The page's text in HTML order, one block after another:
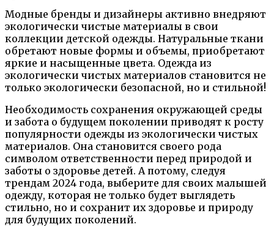
Модные бренды и дизайнеры активно внедряют
экологически чистые материалы в свои
коллекции детской одежды. Натуральные ткани
обретают новые формы и объемы, приобретают
яркие и насыщенные цвета. Одежда из
экологически чистых материалов становится не
только экологически безопасной, но и стильной!
Необходимость сохранения окружающей среды
и забота о будущем поколении приводят к росту
популярности одежды из экологически чистых
материалов. Она становится своего рода
символом ответственности перед природой и
заботы о здоровье детей. А потому, следуя
трендам 2024 года, выберите для своих малышей
одежду, которая не только будет выглядеть
стильно, но и сохранит их здоровье и природу
для будущих поколений.